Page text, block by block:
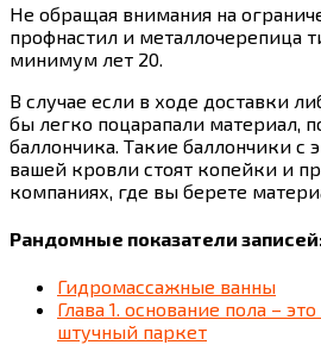
Не обращая внимания на
профнастил и металлочерепица
минимум лет 20.
В случае если в ходе доставки
бы легко поцарапали материал,
баллончика. Такие баллончики с
вашей кровли стоят копейки и
компаниях, где вы берете
Рандомные показатели
Гидромассажные ванны
Глава 1. основание пола –
штучный паркет